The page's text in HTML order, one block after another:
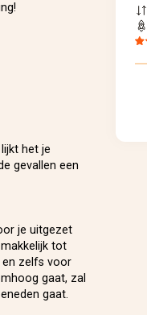
het je
gevallen een
je uitgezet
tot
en zelfs voor
gaat, zal
gaat.